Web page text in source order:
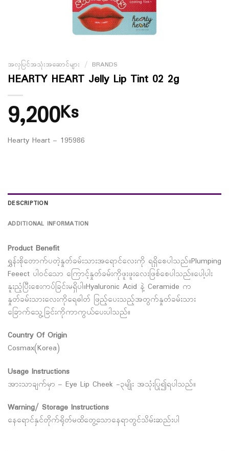
အလှပြင်အသုံးအဆောင်များ / BRANDS
HEARTY HEART Jelly Lip Tint 02 2g
9,200Ks
Hearty Heart – 195986
DESCRIPTION
ADDITIONAL INFORMATION
Product Benefit
ရွှန်းစိုတောက်ပတဲ့နှုတ်ခမ်းသားအရောင်လေးကို ရရှိစေပါသည်။Plumping
Feeect ပါဝင်သော ကြောင့်နှုတ်ခမ်းကိုဖူးဖူးလေးဖြစ်စေပါသည်။ပေါ့ပါး
နူးညံ့ပြီးစေးကပ်ခြင်းမရှိပါ။Hyaluronic Acid နဲ့ Ceramide က
နှုတ်ခမ်းသားလေးကိုရေဓါတ် ဖြည့်ပေးသည့်အတွက်နှုတ်ခမ်းသား
ခြောက်သွေ့ခြင်းကိုကာကွယ်ပေးပါသည်။
Country Of Origin
Cosmax(Korea)
Usage Instructions
အားသာချက်မှာ – Eye Lip Cheek -၃မျိုး အသုံးပြု၍ရပါသည်။
Warning/ Storage Instructions
နေရောင်နှင်တိုက်ရိုတ်မထိတွေ့သောနေရာတွင်သိမ်းဆည်းပါ